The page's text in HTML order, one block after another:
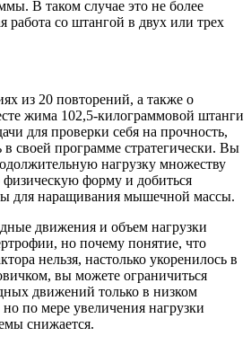
В таком случае это не более
работа со штангой в двух или трех
из 20 повторений, а также о
жима 102,5-килограммовой штанги
для проверки себя на прочность,
своей программе стратегически. Вы
нагрузку множеству
форму и добиться
для наращивания мышечной массы.
движения и объем нагрузки
но почему понятие, что
нельзя, настолько укоренилось в
вы можете ограничиться
движений только в низком
по мере увеличения нагрузки
снижается.